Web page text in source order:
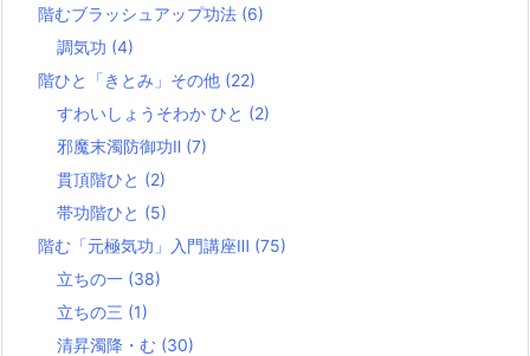
階むブラッシュアップ功法 (6)
調気功 (4)
階ひと「きとみ」その他 (22)
すわいしょうそわか ひと (2)
邪魔末濁防御功Ⅱ (7)
貫頂階ひと (2)
帯功階ひと (5)
階む「元極気功」入門講座Ⅲ (75)
立ちの一 (38)
立ちの三 (1)
清昇濁降・む (30)